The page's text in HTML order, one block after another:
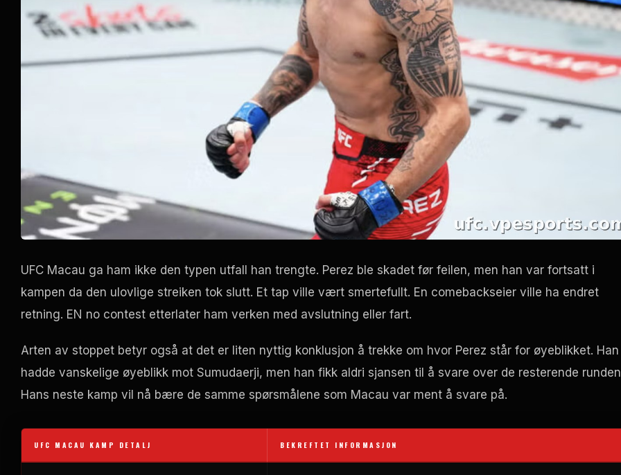
UFC Macau ga ham ikke den typen utfall han trengte. Perez ble skadet før feilen, men han var fortsatt i
kampen da den ulovlige streiken tok slutt. Et tap ville vært smertefullt. En comebackseier ville ha endret
retning. EN no contest etterlater ham verken med avslutning eller fart.
Arten av stoppet betyr også at det er liten nyttig konklusjon å trekke om hvor Perez står for øyeblikket. Han
hadde vanskelige øyeblikk mot Sumudaerji, men han fikk aldri sjansen til å svare over de resterende
Hans neste kamp vil nå bære de samme spørsmålene som Macau var ment å svare på.
UFC MACAU KAMP DETALJ BEKREFTET INFORMASJON